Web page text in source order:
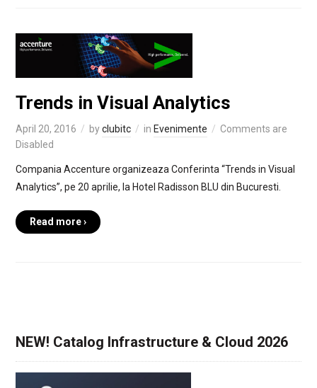
Trends in Visual Analytics
April 20, 2016 byclubitc in Evenimente
Comments are
Disabled
Compania Accenture organizeaza Conferinta “Trends in Visual
Analytics”, pe 20 aprilie, la Hotel Radisson BLU din Bucuresti.
Read more ›
NEW! Catalog Infrastructure & Cloud 2026